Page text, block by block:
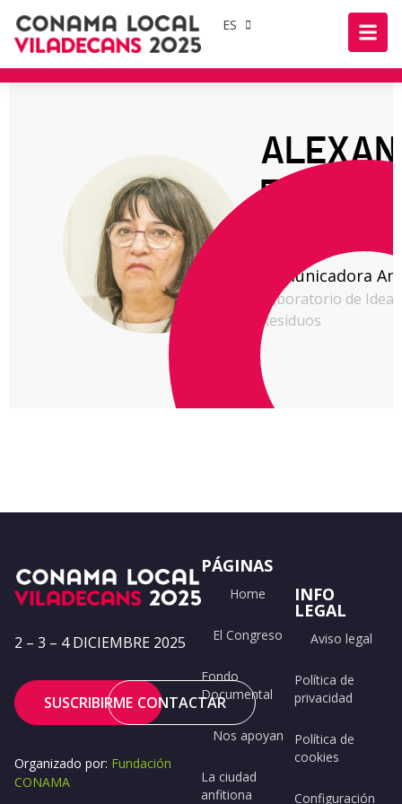
ES
Comunicadora
Laboratorio de
Residuos
2 – 3 – 4 DICIEMBRE 2025
SUSCRIBIRME CONTACTAR
Organizado por: Fundación
CONAMA
PÁGINAS
Home
El Congreso
Fondo
Documental
Nos apoyan
La ciudad
anfitiona
INFO
LEGAL
Aviso legal
Política de
privacidad
Política de
cookies
Configuración